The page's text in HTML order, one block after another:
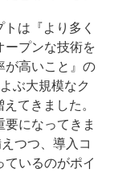
は『より多く
ープンな技術を
が高いこと』の
ぶ大規模なク
てきました。
になってきま
つつ、導入コ
ているのがポイ